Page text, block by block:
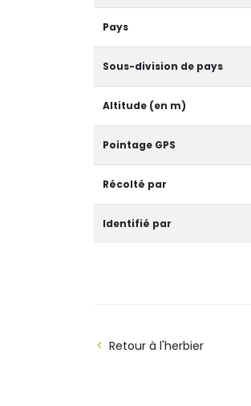
Pays
Sous-division de pays
Altitude (en m)
Pointage GPS
Récolté par
Identifié par
Retour à l'herbier